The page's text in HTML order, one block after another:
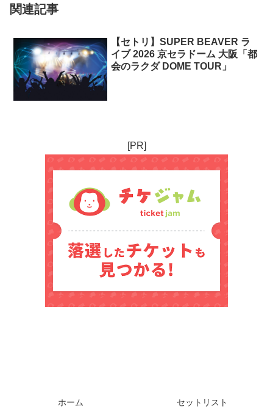
関連記事
【セトリ】SUPER BEAVER ラ
イブ 2026 京セラドーム 大阪「都
会のラクダ DOME TOUR」
[PR]
ホーム セットリスト